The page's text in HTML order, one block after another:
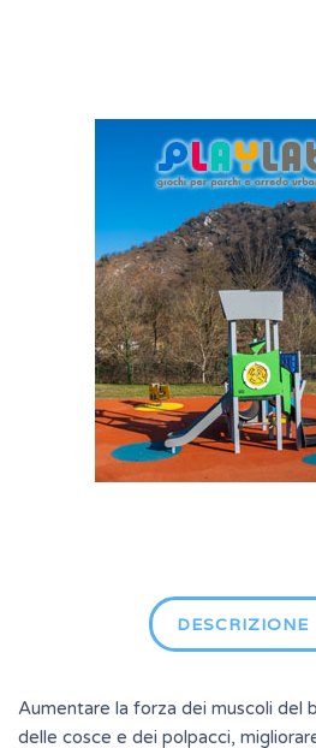
DESCRIZIONE
Aumentare la forza dei muscoli del
delle cosce e dei polpacci,